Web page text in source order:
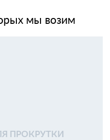
мы возим
ПРОКРУТКИ